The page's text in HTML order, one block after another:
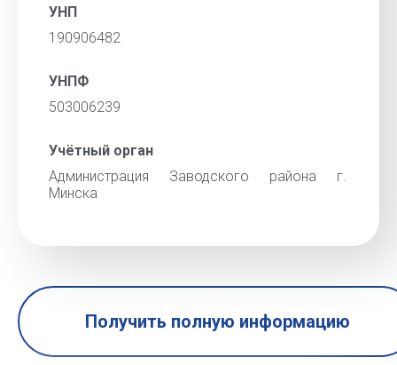
УНП
190906482
УНПФ
503006239
Учётный орган
Администрация Заводского района г.
Минска
Получить полную информацию